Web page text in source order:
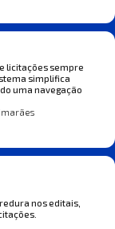
licitações sempre
simplifica
uma navegação
nos editais,